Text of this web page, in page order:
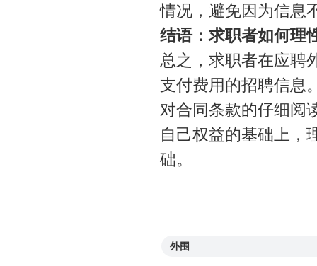
情况，避免因为信息
结语：求职者如何理
总之，求职者在应聘
支付费用的招聘信息
对合同条款的仔细阅
自己权益的基础上，
础。
外围